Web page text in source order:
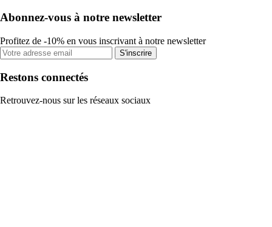
Abonnez-vous à notre newsletter
Profitez de -10% en vous inscrivant à notre newsletter
S'inscrire
Restons connectés
Retrouvez-nous sur les réseaux sociaux